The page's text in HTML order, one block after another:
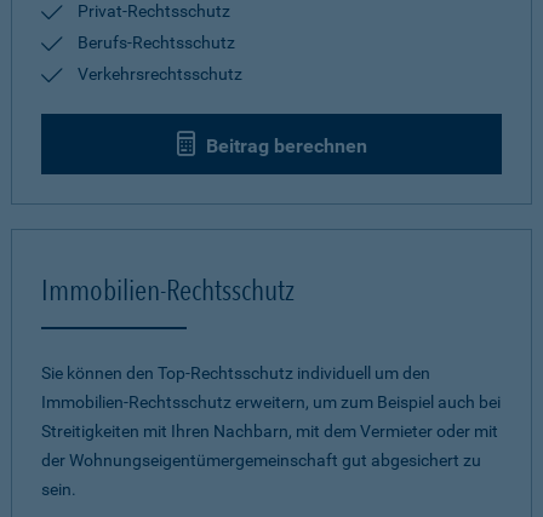
Privat-Rechtsschutz
Berufs-Rechtsschutz
Verkehrsrechtsschutz
Beitrag berechnen
Immobilien-Rechtsschutz
Sie können den Top-Rechtsschutz individuell um den
Immobilien-Rechtsschutz erweitern, um zum Beispiel auch bei
Streitigkeiten mit Ihren Nachbarn, mit dem Vermieter oder mit
der Wohnungseigentümergemeinschaft gut abgesichert zu
sein.